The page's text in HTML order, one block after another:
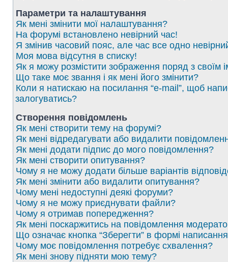
Параметри та налаштування
Як мені змінити мої налаштування?
На форумі встановлено невірний час!
Я змінив часовий пояс, але час все одно
Моя мова відсутня в списку!
Як я можу розмістити зображення поряд з своїм
Що таке моє звання і як мені його змінити?
Коли я натискаю на посилання “e-mail”, щоб
залогуватись?
Створення повідомлень
Як мені створити тему на форумі?
Як мені відредагувати або видалити
Як мені додати підпис до мого повідомлення?
Як мені створити опитування?
Чому я не можу додати більше варіантів
Як мені змінити або видалити опитування?
Чому мені недоступні деякі форуми?
Чому я не можу приєднувати файли?
Чому я отримав попередження?
Як мені поскаржитись на повідомлення
Що означає кнопка “Зберегти” в формі
Чому моє повідомлення потребує схвалення?
Як мені знову підняти мою тему?